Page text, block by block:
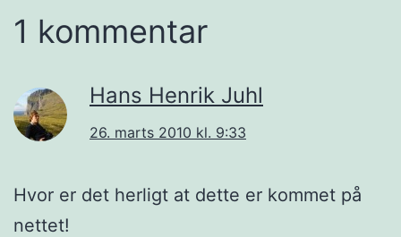
1 kommentar
Hans Henrik Juhl
26. marts 2010 kl. 9:33
Hvor er det herligt at dette er kommet på
nettet!